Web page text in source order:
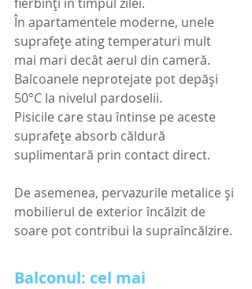
În apartamentele moderne, unele
suprafețe ating temperaturi mult
mai mari decât aerul din cameră.
Balcoanele neprotejate pot depăși
50°C la nivelul pardoselii.
Pisicile care stau întinse pe aceste
suprafețe absorb căldură
suplimentară prin contact direct.
De asemenea, pervazurile metalice și
mobilierul de exterior încălzit de
soare pot contribui la supraîncălzire.
Balconul: cel mai